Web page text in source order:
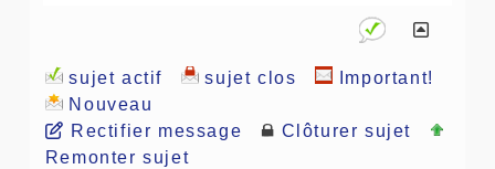
sujet actif sujet clos
Important!
Nouveau
Rectifier message
Clôturer sujet
Remonter sujet